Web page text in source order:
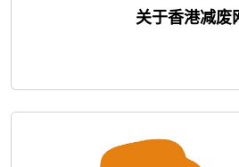
关于香港减废